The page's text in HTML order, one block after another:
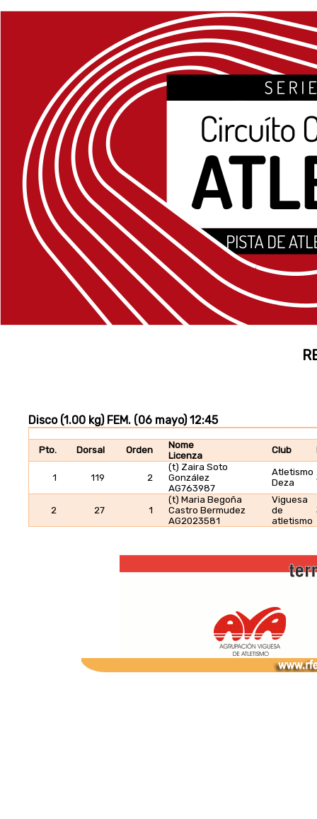
Pto. Dorsal Orden
Nome
Licenza
Club
1 119 2
(t) Zaira Soto
González
AG763987
Atletismo
Deza
2 27 1
(t) Maria Begoña
Castro Bermudez
AG2023581
Viguesa
de
atletismo
Disco (1.00 kg) FEM. (06 mayo) 12:45